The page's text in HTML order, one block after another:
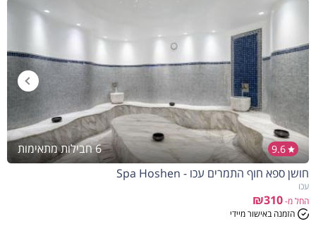
5% הנחה
בהזמנה להיום
9.6
6 חבילות מתאימות
חושן ספא חוף התמרים עכו - Spa Hoshen
עכו
החל מ-₪310
הזמנה באישור מיידי